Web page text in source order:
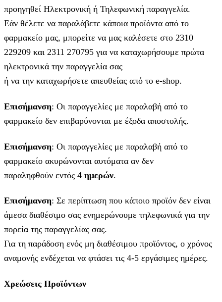
προηγηθεί Ηλεκτρονική ή Τηλεφωνική παραγγελία.
Εάν θέλετε να παραλάβετε κάποια προϊόντα από το
φαρμακείο μας, μπορείτε να μας καλέσετε στο 2310
229209 και 2311 270795 για να καταχωρήσουμε πρώτα
ηλεκτρονικά την παραγγελία σας
ή να την καταχωρήσετε απευθείας από το e-shop.
Επισήμανση: Οι παραγγελίες με παραλαβή από το
φαρμακείο δεν επιβαρύνονται με έξοδα αποστολής.
Επισήμανση: Οι παραγγελίες με παραλαβή από το
φαρμακείο ακυρώνονται αυτόματα αν δεν
παραληφθούν εντός 4 ημερών.
Επισήμανση: Σε περίπτωση που κάποιο προϊόν δεν είναι
άμεσα διαθέσιμο σας ενημερώνουμε τηλεφωνικά για την
πορεία της παραγγελίας σας.
Για τη παράδοση ενός μη διαθέσιμου προϊόντος, ο χρόνος
αναμονής ενδέχεται να φτάσει τις 4-5 εργάσιμες ημέρες.
Χρεώσεις Προϊόντων